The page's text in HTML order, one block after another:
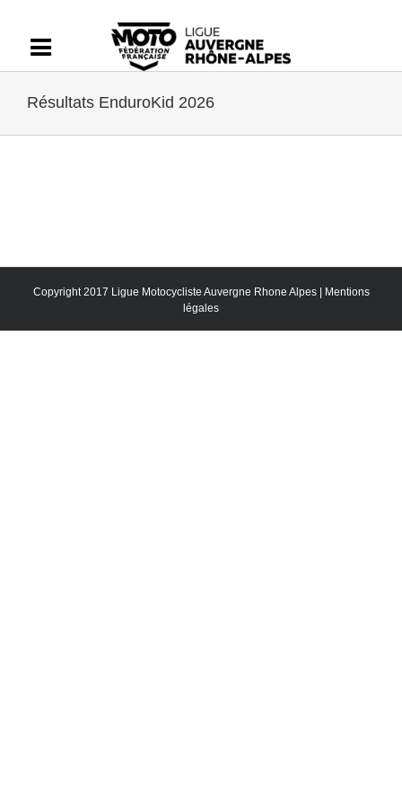
contenu
Résultats EnduroKid 2026
Copyright 2017 Ligue Motocycliste Auvergne Rhone Alpes |
Mentions
légales